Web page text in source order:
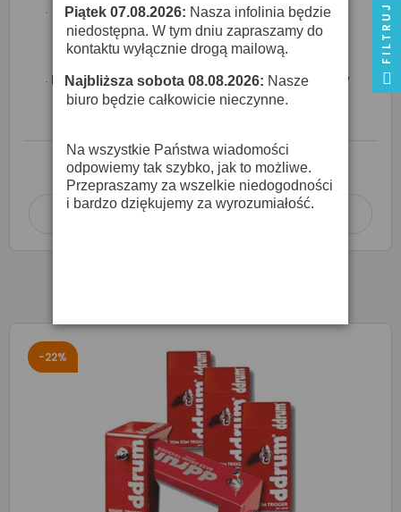
Ddrum Acoustic Pro Tom - Trigger Do Tomów
159,00 zł 170,00 zł
O DOSTĘPNOŚĆ ZAPYTAJ SPRZEDAWCĘ
 Dodaj do koszyka
-22%
· Piątek 07.08.2026: Nasza infolinia będzie
niedostępna. W tym dniu zapraszamy do
kontaktu wyłącznie drogą mailową.
· Najbliższa sobota 08.08.2026: Nasze
biuro będzie całkowicie nieczynne.
Na wszystkie Państwa wiadomości
odpowiemy tak szybko, jak to możliwe.
Przepraszamy za wszelkie niedogodności
i bardzo dziękujemy za wyrozumiałość.
FILTRUJ